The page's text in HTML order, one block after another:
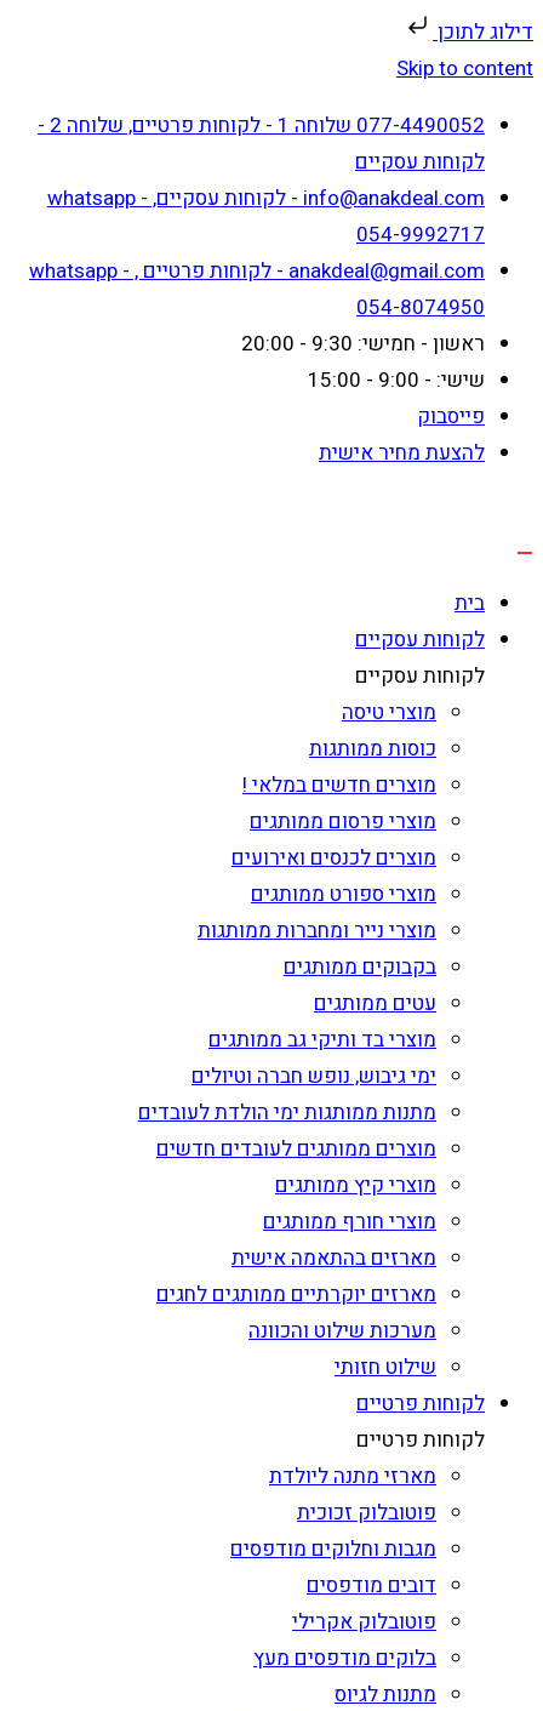
דילוג לתוכן
Skip to content
077-4490052 שלוחה 1 - לקוחות פרטיים, שלוחה 2 -
לקוחות עסקיים
info@anakdeal.com - לקוחות עסקיים, whatsapp -
054-9992717
anakdeal@gmail.com - לקוחות פרטיים , whatsapp -
054-8074950
ראשון - חמישי: 9:30 - 20:00
שישי: - 9:00 - 15:00
פייסבוק
להצעת מחיר אישית
בית
לקוחות עסקיים
לקוחות עסקיים
מוצרי טיסה
כוסות ממותגות
מוצרים חדשים במלאי !
מוצרי פרסום ממותגים
מוצרים לכנסים ואירועים
מוצרי ספורט ממותגים
מוצרי נייר ומחברות ממותגות
בקבוקים ממותגים
עטים ממותגים
מוצרי בד ותיקי גב ממותגים
ימי גיבוש, נופש חברה וטיולים
מתנות ממותגות ימי הולדת לעובדים
מוצרים ממותגים לעובדים חדשים
מוצרי קיץ ממותגים
מוצרי חורף ממותגים
מארזים בהתאמה אישית
מארזים יוקרתיים ממותגים לחגים
מערכות שילוט והכוונה
שילוט חזותי
לקוחות פרטיים
לקוחות פרטיים
מארזי מתנה ליולדת
פוטובלוק זכוכית
מגבות וחלוקים מודפסים
דובים מודפסים
פוטובלוק אקרילי
בלוקים מודפסים מעץ
מתנות לגיוס